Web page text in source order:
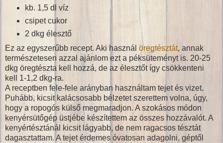
kb. 1,5 dl víz
csipet cukor
2 dkg élesztő
Ez az egyszerűbb recept. Aki használ öregtésztát, annak
természetesen azzal ajánlom ezt a péksüteményt is. 20-25
dkg öregtészta kell hozzá, de az élesztőt így csökkenteni
kell 1-1,2 dkg-ra.
A receptben fele-fele arányban használtam tejet és vizet.
Puhább, kicsit kalácsosabb bélzetet szerettem volna, úgy,
hogy a ropogós külső megmaradjon. A szokásos módon
kenyérsütőgép üstjébe készítettem az összes hozzávalót. A
kenyértésztánál kicsit lágyabb, de nem ragacsos tésztát
dagasztattam. A tejet érdemes óvatosan adagolni, géptől